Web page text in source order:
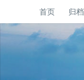
首页 归档